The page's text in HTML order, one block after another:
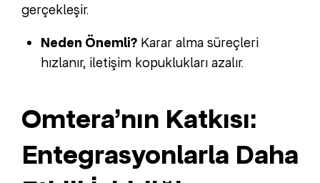
gerçekleşir.
Neden Önemli? Karar alma süreçleri
hızlanır, iletişim kopuklukları azalır.
Omtera’nın Katkısı:
Entegrasyonlarla Daha